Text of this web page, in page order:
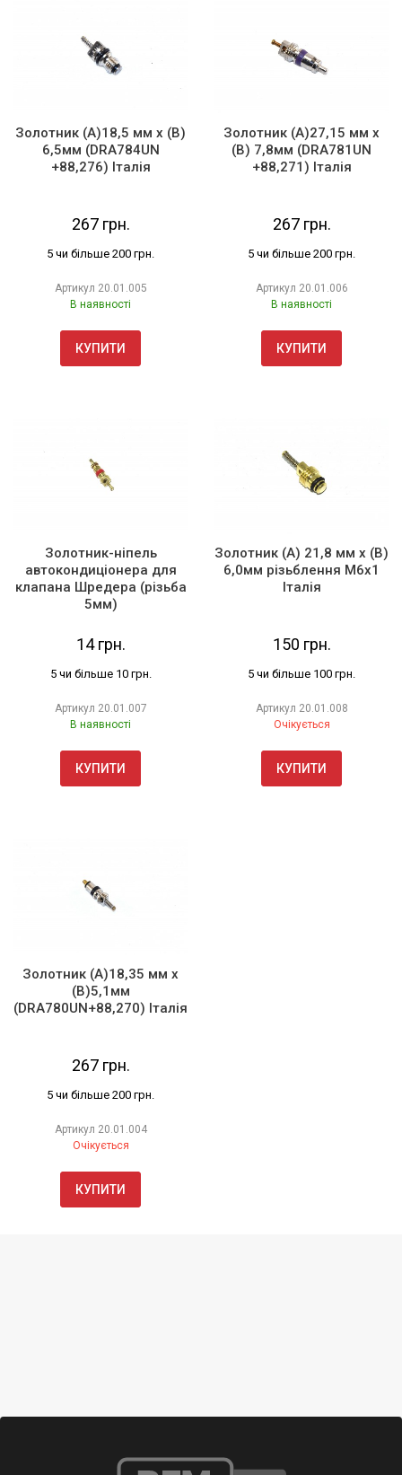
Золотник (А)18,5 мм х (В)
6,5мм (DRA784UN
+88,276) Італія
267 грн.
5 чи більше 200 грн.
Артикул 20.01.005
В наявності
КУПИТИ
Золотник (А)27,15 мм х
(В) 7,8мм (DRA781UN
+88,271) Італія
267 грн.
5 чи більше 200 грн.
Артикул 20.01.006
В наявності
КУПИТИ
Золотник-ніпель
автокондиціонера для
клапана Шредера (різьба
5мм)
14 грн.
5 чи більше 10 грн.
Артикул 20.01.007
В наявності
КУПИТИ
Золотник (А) 21,8 мм х (В)
6,0мм різьблення М6х1
Італія
150 грн.
5 чи більше 100 грн.
Артикул 20.01.008
Очікується
КУПИТИ
Золотник (А)18,35 мм х
(В)5,1мм
(DRA780UN+88,270) Італія
267 грн.
5 чи більше 200 грн.
Артикул 20.01.004
Очікується
КУПИТИ